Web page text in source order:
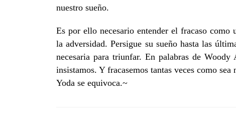
nuestro sueño.
Es por ello necesario entender el fracaso
la adversidad. Persigue su sueño hasta las
necesaria para triunfar. En palabras de
insistamos. Y fracasemos tantas veces como
Yoda se equivoca.~